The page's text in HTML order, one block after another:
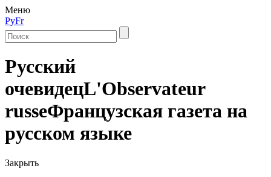
Меню
РуFr
Русский
очевидецL'Observateur
russeФранцузская газета на
русском языке
Закрыть